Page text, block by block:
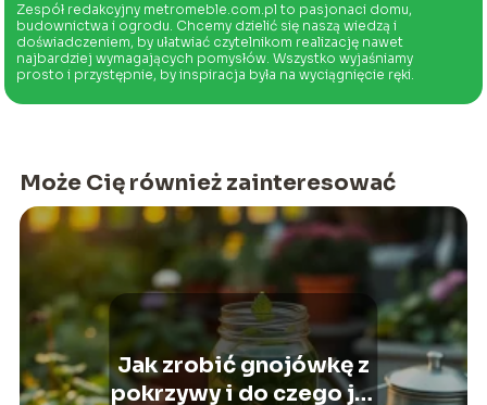
Zespół redakcyjny metromeble.com.pl to pasjonaci domu,
budownictwa i ogrodu. Chcemy dzielić się naszą wiedzą i
doświadczeniem, by ułatwiać czytelnikom realizację nawet
najbardziej wymagających pomysłów. Wszystko wyjaśniamy
prosto i przystępnie, by inspiracja była na wyciągnięcie ręki.
Może Cię również zainteresować
Jak zrobić gnojówkę z
pokrzywy i do czego jej